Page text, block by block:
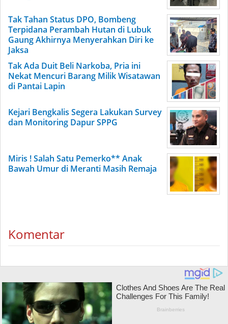
Tak Tahan Status DPO, Bombeng
Terpidana Perambah Hutan di Lubuk
Gaung Akhirnya Menyerahkan Diri ke
Jaksa
Tak Ada Duit Beli Narkoba, Pria ini
Nekat Mencuri Barang Milik Wisatawan
di Pantai Lapin
Kejari Bengkalis Segera Lakukan Survey
dan Monitoring Dapur SPPG
Miris ! Salah Satu Pemerko** Anak
Bawah Umur di Meranti Masih Remaja
Komentar